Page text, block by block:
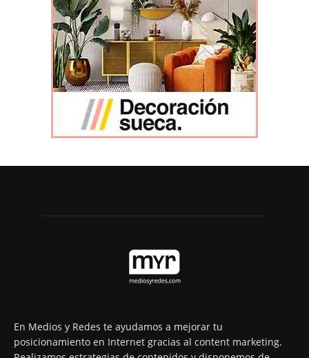
En Medios y Redes te ayudamos a mejorar tu
posicionamiento en Internet gracias al content marketing.